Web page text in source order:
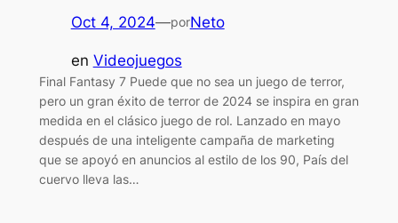
Oct 4, 2024—porNeto
en Videojuegos
Final Fantasy 7 Puede que no sea un juego de terror,
pero un gran éxito de terror de 2024 se inspira en gran
medida en el clásico juego de rol. Lanzado en mayo
después de una inteligente campaña de marketing
que se apoyó en anuncios al estilo de los 90, País del
cuervo lleva las…